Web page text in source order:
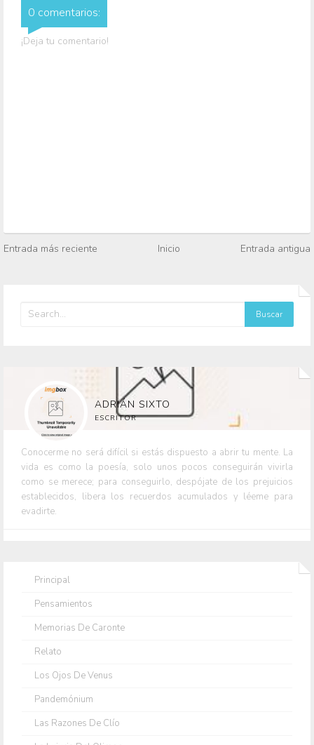
0 comentarios:
¡Deja tu comentario!
Entrada más reciente Inicio Entrada antigua
ADRIÁN SIXTO
ESCRITOR
Conocerme no será difícil si estás dispuesto a abrir tu mente. La
vida es como la poesía, solo unos pocos conseguirán vivirla
como se merece; para conseguirlo, despójate de los prejuicios
establecidos, libera los recuerdos acumulados y léeme para
evadirte.
Principal
Pensamientos
Memorias De Caronte
Relato
Los Ojos De Venus
Pandemónium
Las Razones De Clío